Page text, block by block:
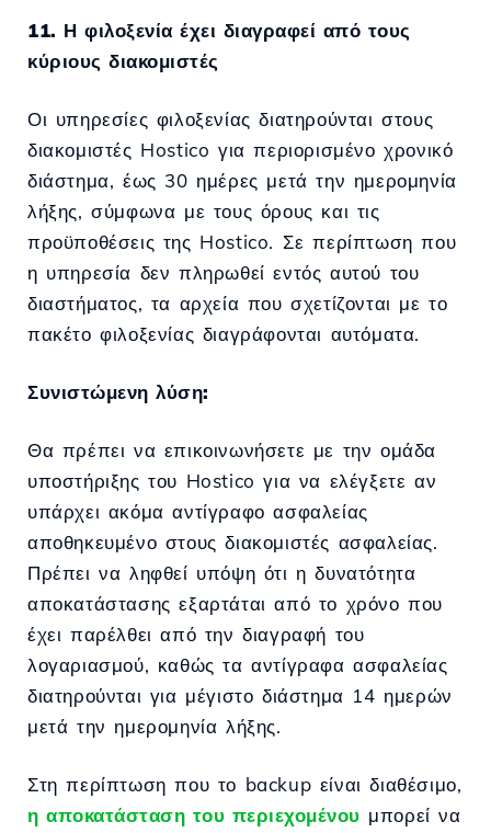
11. Η φιλοξενία έχει διαγραφεί από τους
κύριους διακομιστές
Οι υπηρεσίες φιλοξενίας διατηρούνται στους
διακομιστές Hostico για περιορισμένο χρονικό
διάστημα, έως 30 ημέρες μετά την ημερομηνία
λήξης, σύμφωνα με τους όρους και τις
προϋποθέσεις της Hostico. Σε περίπτωση που
η υπηρεσία δεν πληρωθεί εντός αυτού του
διαστήματος, τα αρχεία που σχετίζονται με το
πακέτο φιλοξενίας διαγράφονται αυτόματα.
Συνιστώμενη λύση:
Θα πρέπει να επικοινωνήσετε με την ομάδα
υποστήριξης του Hostico για να ελέγξετε αν
υπάρχει ακόμα αντίγραφο ασφαλείας
αποθηκευμένο στους διακομιστές ασφαλείας.
Πρέπει να ληφθεί υπόψη ότι η δυνατότητα
αποκατάστασης εξαρτάται από το χρόνο που
έχει παρέλθει από την διαγραφή του
λογαριασμού, καθώς τα αντίγραφα ασφαλείας
διατηρούνται για μέγιστο διάστημα 14 ημερών
μετά την ημερομηνία λήξης.
Στη περίπτωση που το backup είναι διαθέσιμο,
η αποκατάσταση του περιεχομένου μπορεί να